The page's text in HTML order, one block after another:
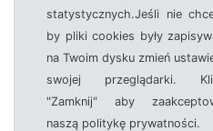
statystycznych.Jeśli nie
by pliki cookies były
na Twoim dysku zmień
swojej przeglądarki.
"Zamknij" aby
naszą politykę prywatności.